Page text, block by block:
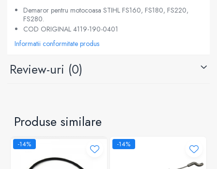
Demaror pentru motocoasa STIHL FS160, FS180, FS220,
FS280.
COD ORIGINAL 4119-190-0401
Informatii conformitate produs
Review-uri (0)
Produse similare
-14% -14%